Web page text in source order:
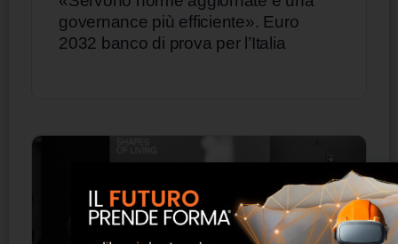
governance più efficiente». Euro
2032 banco di prova per l’Italia